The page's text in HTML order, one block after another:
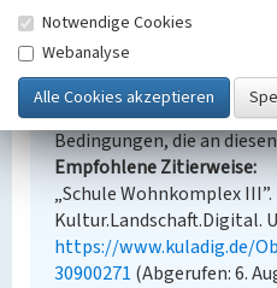
Der hier präsentierte
Lizenz CC BY-NC 4.0
kommerziell). Die
möglicherweise
Bedingungen, die an
Empfohlene Zitierweise
„Schule Wohnkomplex III”.
Kultur.Landschaft.Digital.
https://www.kuladig.de/
30900271 (Abgerufen: 6.
Notwendige Cookies
Webanalyse